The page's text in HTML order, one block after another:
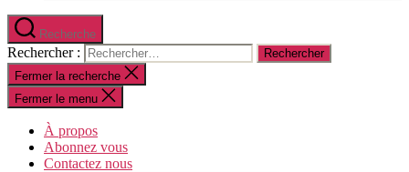
Recherche
Rechercher :
Fermer la recherche
Fermer le menu
À propos
Abonnez vous
Contactez nous